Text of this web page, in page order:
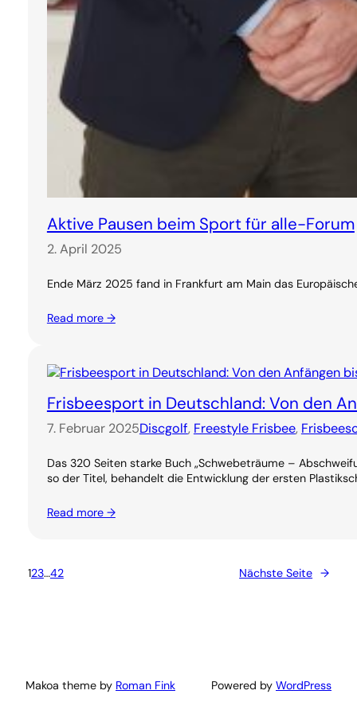
Aktive Pausen beim Sport für alle-Forum
2. April 2025
Ende März 2025 fand in Frankfurt am Main das
Read more →
Frisbeesport in Deutschland: Von den
7. Februar 2025Discgolf, Freestyle Frisbee,
Das 320 Seiten starke Buch „Schwebeträume –
so der Titel, behandelt die Entwicklung der ersten
Read more →
123…42 Nächste Seite →
Makoa theme by Roman Fink Powered by WordPress